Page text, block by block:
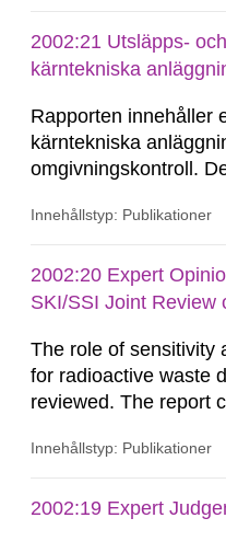
characterise
evaluation of long-
2002:21 Utsläpps-
kärntekniska
Rapporten innehåller
kärntekniska
omgivningskontroll.
kvalitetskontroll av
SSI: s
domineras av
Innehållstyp: Publikationer
2002:20 Expert
SKI/SSI Joint Review
The role of sensitivity
for radioactive waste
reviewed. The report
review of the safety
uncertainty analyses
Innehållstyp: Publikationer
2002:19 Expert